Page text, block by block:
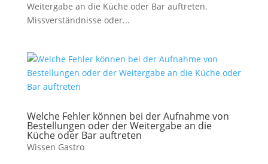
Weitergabe an die Küche oder Bar auftreten.
Missverständnisse oder...
Welche Fehler können bei der Aufnahme von
Bestellungen oder der Weitergabe an die
Küche oder Bar auftreten
Wissen Gastro